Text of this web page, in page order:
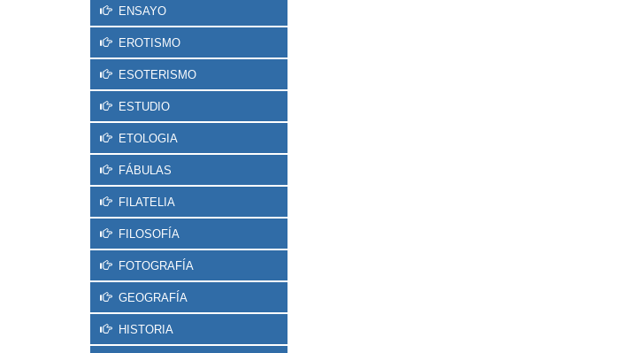
ENSAYO
EROTISMO
ESOTERISMO
ESTUDIO
ETOLOGIA
FÁBULAS
FILATELIA
FILOSOFÍA
FOTOGRAFÍA
GEOGRAFÍA
HISTORIA